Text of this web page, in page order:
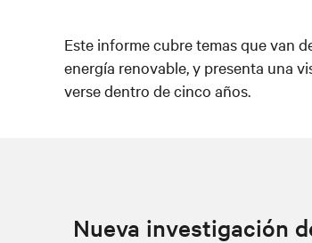
Este informe cubre temas que van
energía renovable, y presenta una
verse dentro de cinco años.
Nueva investigación